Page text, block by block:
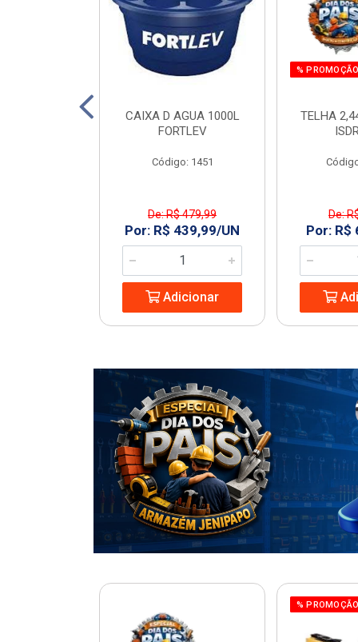
CAIXA D AGUA 1000L
FORTLEV
Código: 1451
De: R$ 479,99
Por: R$ 439,99/UN
Adicionar
%
TELHA
De:
Por: R$
%